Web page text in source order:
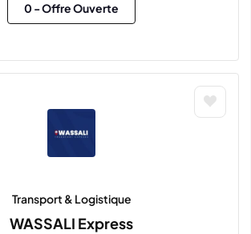
0- Offre Ouverte
Transport & Logistique
WASSALI Express